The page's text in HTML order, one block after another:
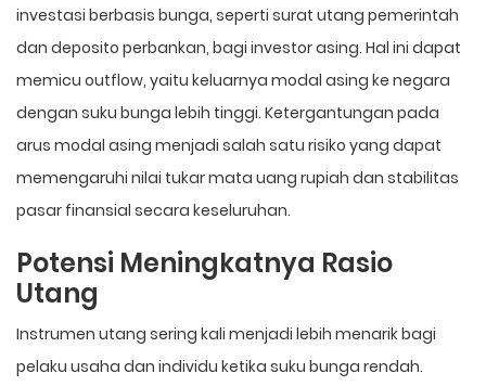
investasi berbasis bunga, seperti surat utang pemerintah
dan deposito perbankan, bagi investor asing. Hal ini dapat
memicu outflow, yaitu keluarnya modal asing ke negara
dengan suku bunga lebih tinggi. Ketergantungan pada
arus modal asing menjadi salah satu risiko yang dapat
memengaruhi nilai tukar mata uang rupiah dan stabilitas
pasar finansial secara keseluruhan.
Potensi Meningkatnya Rasio
Utang
Instrumen utang sering kali menjadi lebih menarik bagi
pelaku usaha dan individu ketika suku bunga rendah.